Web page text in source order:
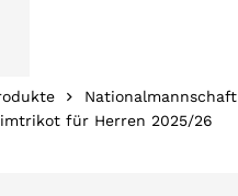
Nationalmannschaft
für Herren 2025/26